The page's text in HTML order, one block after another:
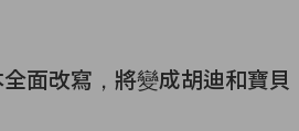
全面改寫，將變成胡迪和寶貝